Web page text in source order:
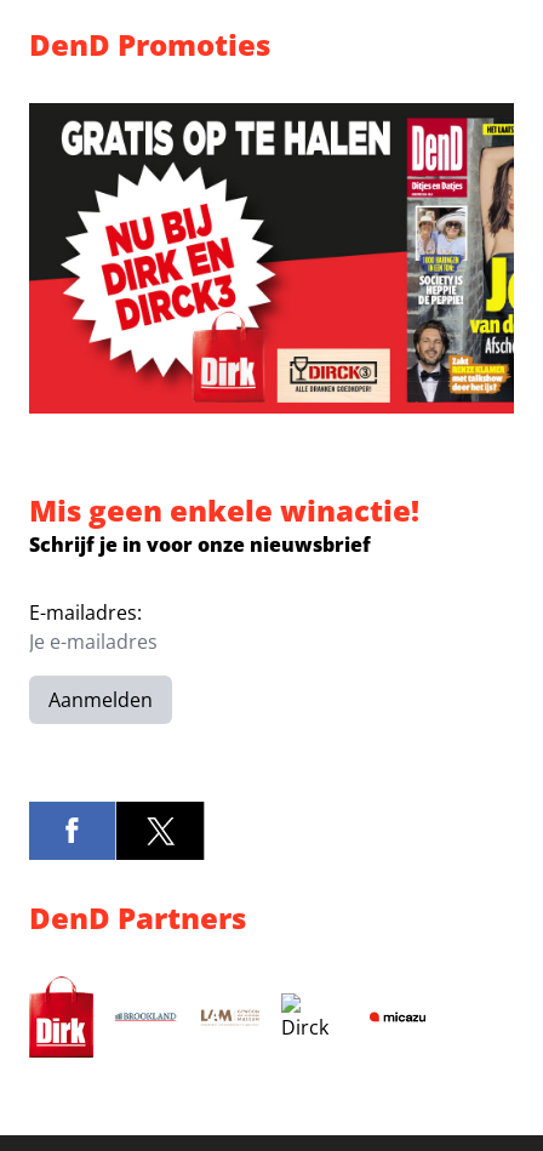
DenD Promoties
Mis geen enkele winactie!
Schrijf je in voor onze nieuwsbrief
E-mailadres:
Aanmelden
DenD Partners